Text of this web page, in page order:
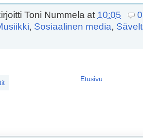
Toni Nummela at 10:05
, Sosiaalinen media,
Etusivu